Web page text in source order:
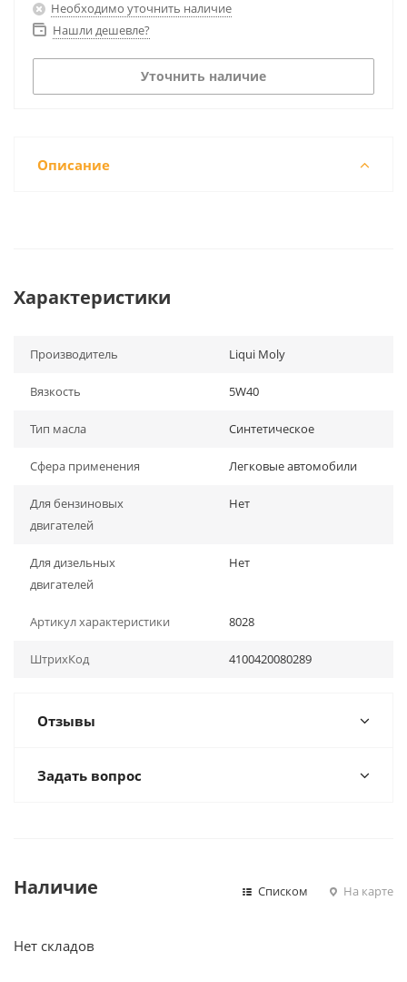
Необходимо уточнить наличие
Нашли дешевле?
Уточнить наличие
Описание
Характеристики
Производитель Liqui Moly
Вязкость 5W40
Тип масла Синтетическое
Сфера применения Легковые автомобили
Для бензиновых
двигателей
Нет
Для дизельных
двигателей
Нет
Артикул характеристики 8028
ШтрихКод 4100420080289
Отзывы
Задать вопрос
Наличие Списком На карте
Нет складов